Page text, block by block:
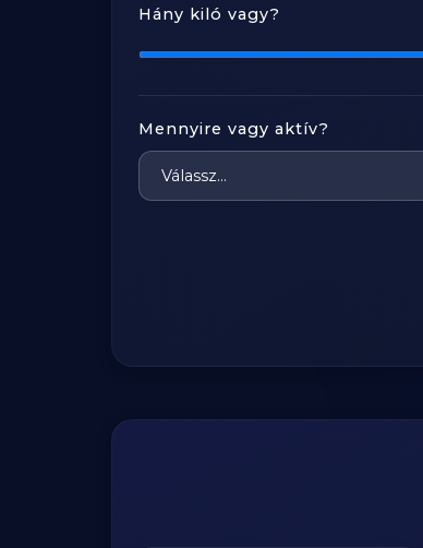
Hány kiló vagy?
Mennyire vagy aktív?